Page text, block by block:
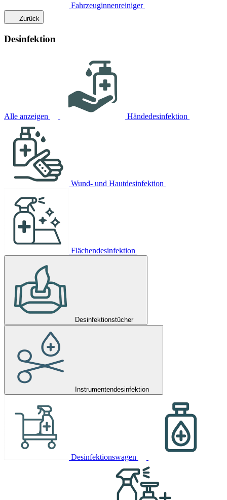
Fahrzeuginnenreiniger
Zurück
Desinfektion
Alle anzeigen Händedesinfektion
Wund- und Hautdesinfektion
Flächendesinfektion
Desinfektionstücher
Instrumentendesinfektion
Desinfektionswagen